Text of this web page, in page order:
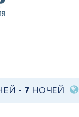
- 7НОЧЕЙ